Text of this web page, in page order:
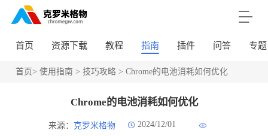
首页 资源下载 教程 指南 插件 问答 专题
首页> 使用指南 > 技巧攻略> Chrome的电池消耗如何优化
Chrome的电池消耗如何优化
来源： 克罗米格物 2024/12/01